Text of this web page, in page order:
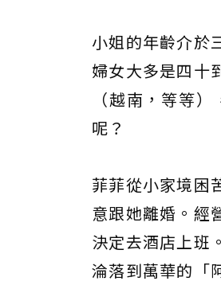
小姐的年齡介於
婦女大多是四十
（越南，等等
呢？
菲菲從小家境困
意跟她離婚。經
決定去酒店上班
淪落到萬華的「